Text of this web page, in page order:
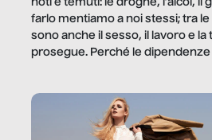
farlo mentiamo a noi stessi; tra
sono anche il sesso, il lavoro e la
prosegue. Perché le
trae un guadagno. In questo
quale e come.